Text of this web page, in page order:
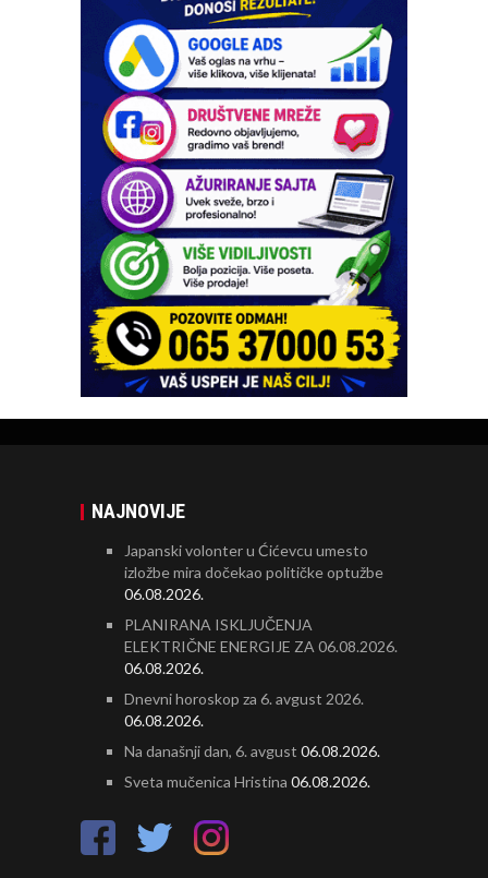
NAJNOVIJE
Japanski volonter u Ćićevcu umesto
izložbe mira dočekao političke optužbe
06.08.2026.
PLANIRANA ISKLJUČENJA
ELEKTRIČNE ENERGIJE ZA 06.08.2026.
06.08.2026.
Dnevni horoskop za 6. avgust 2026.
06.08.2026.
Na današnji dan, 6. avgust 06.08.2026.
Sveta mučenica Hristina 06.08.2026.